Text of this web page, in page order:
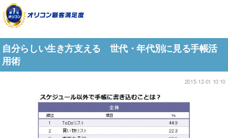
自分らしい生き方支える 世代・年代別に見る手帳活
用術
2015-12-01 10:10